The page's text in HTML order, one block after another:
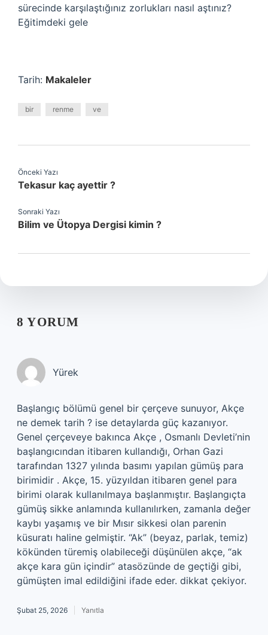
sürecinde karşılaştığınız zorlukları nasıl aştınız?
Eğitimdeki gele
Tarih: Makaleler
bir renme ve
Önceki Yazı
Tekasur kaç ayettir ?
Sonraki Yazı
Bilim ve Ütopya Dergisi kimin ?
8 YORUM
Yürek
Başlangıç bölümü genel bir çerçeve sunuyor, Akçe
ne demek tarih ? ise detaylarda güç kazanıyor.
Genel çerçeveye bakınca Akçe , Osmanlı Devleti’nin
başlangıcından itibaren kullandığı, Orhan Gazi
tarafından 1327 yılında basımı yapılan gümüş para
birimidir . Akçe, 15. yüzyıldan itibaren genel para
birimi olarak kullanılmaya başlanmıştır. Başlangıçta
gümüş sikke anlamında kullanılırken, zamanla değer
kaybı yaşamış ve bir Mısır sikkesi olan parenin
küsuratı haline gelmiştir. “Ak” (beyaz, parlak, temiz)
kökünden türemiş olabileceği düşünülen akçe, “ak
akçe kara gün içindir” atasözünde de geçtiği gibi,
gümüşten imal edildiğini ifade eder. dikkat çekiyor.
Şubat 25, 2026 Yanıtla